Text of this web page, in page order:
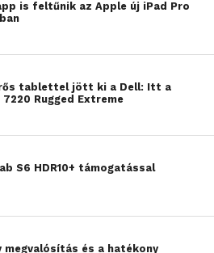
is feltűnik az Apple új iPad Pro
tablettel jött ki a Dell: Itt a
Rugged Extreme
S6 HDR10+ támogatással
megvalósítás és a hatékony